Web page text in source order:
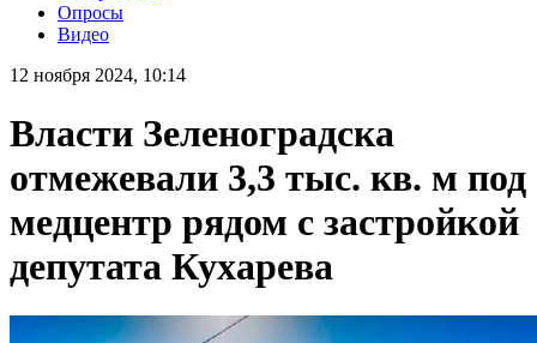
Опросы
Видео
12 ноября 2024, 10:14
Власти Зеленоградска
отмежевали 3,3 тыс. кв. м под
медцентр рядом с застройкой
депутата Кухарева